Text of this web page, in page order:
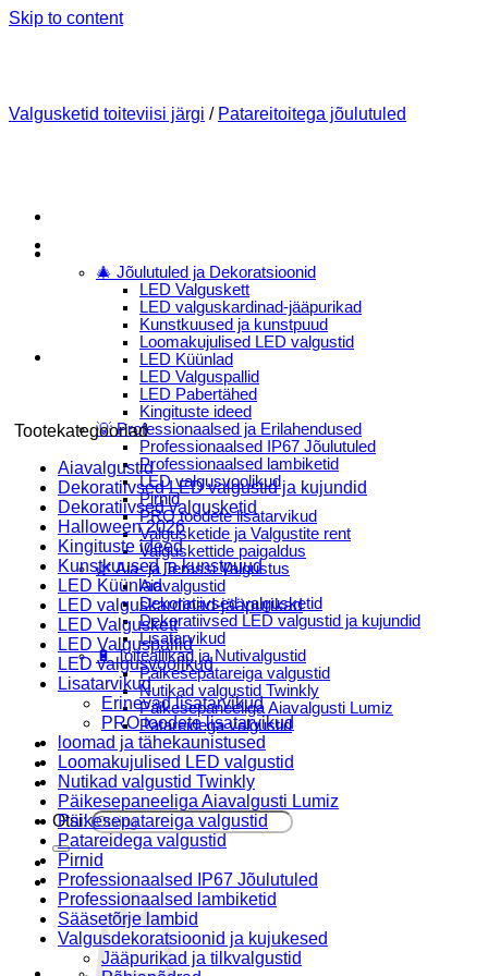
Skip to content
🎄 Jõulutuled ja Dekoratsioonid
LED Valguskett
LED valguskardinad-jääpurikad
Kunstkuused ja kunstpuud
Loomakujulised LED valgustid
LED Küünlad
LED Valguspallid
LED Pabertähed
Kingituste ideed
💡 Professionaalsed ja Erilahendused
Professionaalsed IP67 Jõulutuled
Professionaalsed lambiketid
LED valgusvoolikud
Pirnid
PRO toodete lisatarvikud
Valgusketide ja Valgustite rent
Valguskettide paigaldus
🌿 Aia- ja Terassi Valgustus
Aiavalgustid
Dekoratiivsed valgusketid
Dekoratiivsed LED valgustid ja kujundid
Lisatarvikud
🔋 Toiteallikad ja Nutivalgustid
Päikesepatareiga valgustid
Nutikad valgustid Twinkly
Päikesepaneeliga Aiavalgusti Lumiz
Patareidega valgustid
Päikeselaternad Lumiz
Valguskettide paigaldus
Blogi
Otsi:
Valgusketid toiteviisi järgi / Patareitoitega jõulutuled
Tootekategooriad
Aiavalgustid
Dekoratiivsed LED valgustid ja kujundid
Dekoratiivsed valgusketid
Halloween 2026
Kingituste ideed
Kunstkuused ja kunstpuud
LED Küünlad
LED valguskardinad-jääpurikad
LED Valguskett
LED Valguspallid
LED valgusvoolikud
Lisatarvikud
Erinevad lisatarvikud
PRO toodete lisatarvikud
loomad ja tähekaunistused
Loomakujulised LED valgustid
Nutikad valgustid Twinkly
Päikesepaneeliga Aiavalgusti Lumiz
Päikesepatareiga valgustid
Patareidega valgustid
Pirnid
Professionaalsed IP67 Jõulutuled
Professionaalsed lambiketid
Sääsetõrje lambid
Valgusdekoratsioonid ja kujukesed
Jääpurikad ja tilkvalgustid